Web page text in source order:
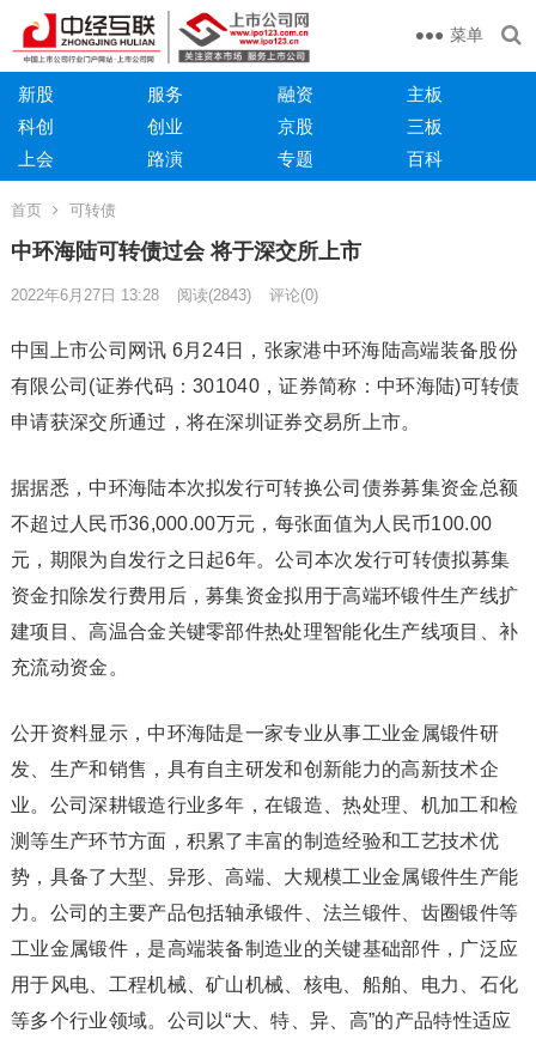
菜单
新股 服务 融资
主板
科创
创业 京股
三板
上会
路演 专题 百科
首页 可转债
中环海陆可转债过会 将于深交所上市
2022年6月27日 13:28 阅读(2843) 评论(0)
中国上市公司网讯 6月24日，张家港中环海陆高端装备股份
有限公司(证券代码：301040，证券简称：中环海陆)可转债
申请获深交所通过，将在深圳证券交易所上市。
据据悉，中环海陆本次拟发行可转换公司债券募集资金总额
不超过人民币36,000.00万元，每张面值为人民币100.00
元，期限为自发行之日起6年。公司本次发行可转债拟募集
资金扣除发行费用后，募集资金拟用于高端环锻件生产线扩
建项目、高温合金关键零部件热处理智能化生产线项目、补
充流动资金。
公开资料显示，中环海陆是一家专业从事工业金属锻件研
发、生产和销售，具有自主研发和创新能力的高新技术企
业。公司深耕锻造行业多年，在锻造、热处理、机加工和检
测等生产环节方面，积累了丰富的制造经验和工艺技术优
势，具备了大型、异形、高端、大规模工业金属锻件生产能
力。公司的主要产品包括轴承锻件、法兰锻件、齿圈锻件等
工业金属锻件，是高端装备制造业的关键基础部件，广泛应
用于风电、工程机械、矿山机械、核电、船舶、电力、石化
等多个行业领域。公司以“大、特、异、高”的产品特性适应